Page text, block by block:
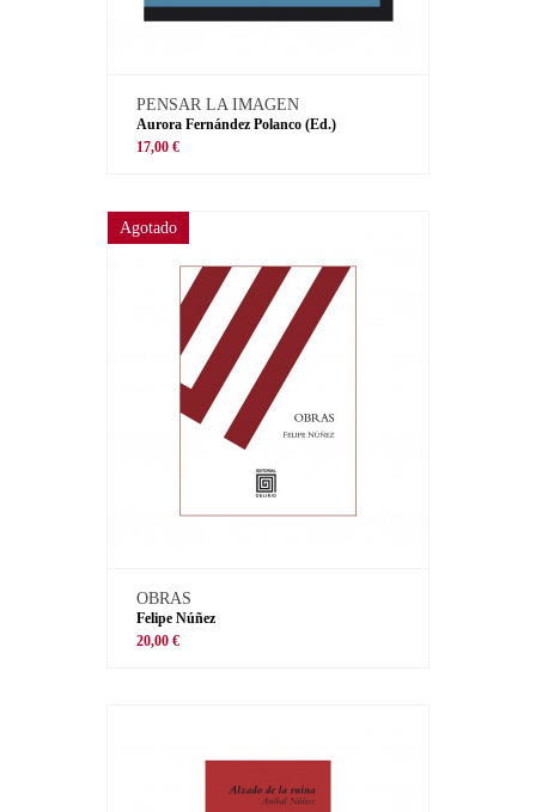
PENSAR LA IMAGEN
Aurora Fernández Polanco (Ed.)
17,00 €
Agotado
OBRAS
Felipe Núñez
20,00 €